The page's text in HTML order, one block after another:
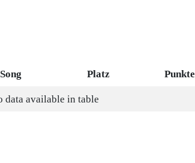
Song Platz Punkte
data available in table